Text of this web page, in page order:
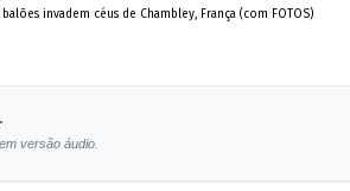
versão áudio.